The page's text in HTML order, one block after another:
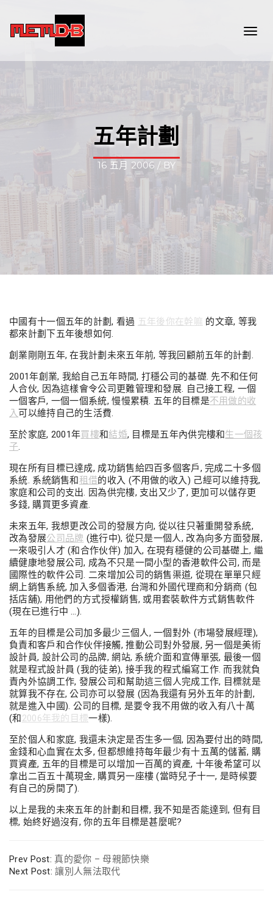
五年計劃
16 五月 2006 / BY
中國有十一個五年的計劃, 看過 五年後你在幹嘛 的文章, 等我
都來計劃下五年後想如何.
創業剛剛五年, 在我計劃未來五年前, 等我回顧前五年的計劃.
2001年創業, 我給自己五年時間, 打穩公司的基礎. 先不和任何
人合伙, 因為這樣會令公司更難管理和發展. 自己接工程, 一個
一個客戶, 一個一個系統, 慢慢累積. 五年的目標是不用做的收
入可以維持自己的生活費.
至於家庭, 2001年買樓和結婚, 目標是五年內供完樓和生一個孩
子.
現在所有目標已達成, 成功銷售給四百多個客戶, 完成二十多個
系統. 系統銷售和租借的收入 (不用做的收入) 己經可以維持我,
家庭和公司的支出. 因為供完樓, 支出又少了, 更加可以儲存更
多錢, 購買更多資產.
未來五年, 我想更改公司的發展方向, 從以往只著重開發系統,
改為發展公司品牌 (進行中), 從只是一個人, 改為向多方面發展,
一來吸引人才 (和合作伙伴) 加入, 在現有穩健的公司基礎上, 繼
續健康地發展公司, 成為不只是一間小型的香港軟件公司, 而是
國際性的軟件公司. 二來增加公司的銷售渠道, 從現在單單只經
網上銷售系統, 加入多個香港, 台灣和外國代理商和分銷商 (包
括店舖), 用他們的方式授權銷售, 或用套裝軟件方式銷售軟件
(現在已進行中 …).
五年的目標是公司加多最少三個人, 一個對外 (市場發展經理),
負責和客戶和合作伙伴接觸, 推動公司對外發展, 另一個是美術
設計員, 設計公司的品牌, 網站, 系統介面和宣傳單張, 最後一個
就是程式設計員 (我的徒弟), 接手我的程式編寫工作. 而我就負
責內外協調工作, 發展公司和幫助這三個人完成工作, 目標就是
就算我不存在, 公司亦可以發展 (因為我還有另外五年的計劃,
就是進入中國). 公司的目標, 是要令我不用做的收入有八十萬
(和2006年我的目標一樣).
至於個人和家庭, 我還未決定是否生多一個, 因為要付出的時間,
金錢和心血實在太多, 但都想維持每年最少有十五萬的儲蓄, 購
買資產, 五年的目標是可以增加一百萬的資產, 十年後希望可以
拿出二百五十萬現金, 購買另一座樓 (當時兒子十一, 是時候要
有自己的房間了).
以上是我的未來五年的計劃和目標, 我不知是否能達到, 但有目
標, 始終好過沒有, 你的五年目標是甚麼呢?
Prev Post:真的愛你 – 母親節快樂
Next Post:讓別人無法取代